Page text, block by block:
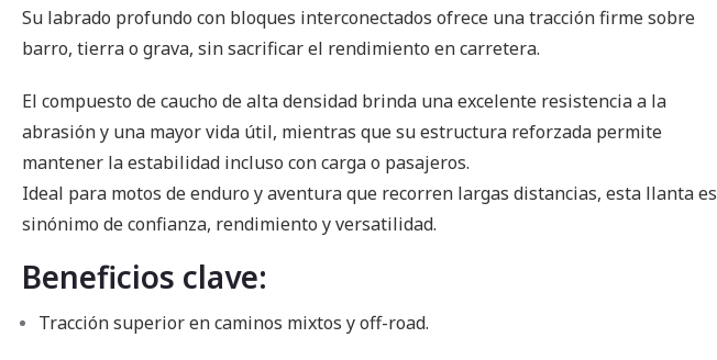
Su labrado profundo con bloques interconectados ofrece una tracción firme sobre
barro, tierra o grava, sin sacrificar el rendimiento en carretera.
El compuesto de caucho de alta densidad brinda una excelente resistencia a la
abrasión y una mayor vida útil, mientras que su estructura reforzada permite
mantener la estabilidad incluso con carga o pasajeros.
Ideal para motos de enduro y aventura que recorren largas distancias, esta llanta es
sinónimo de confianza, rendimiento y versatilidad.
Beneficios clave:
Tracción superior en caminos mixtos y off-road.